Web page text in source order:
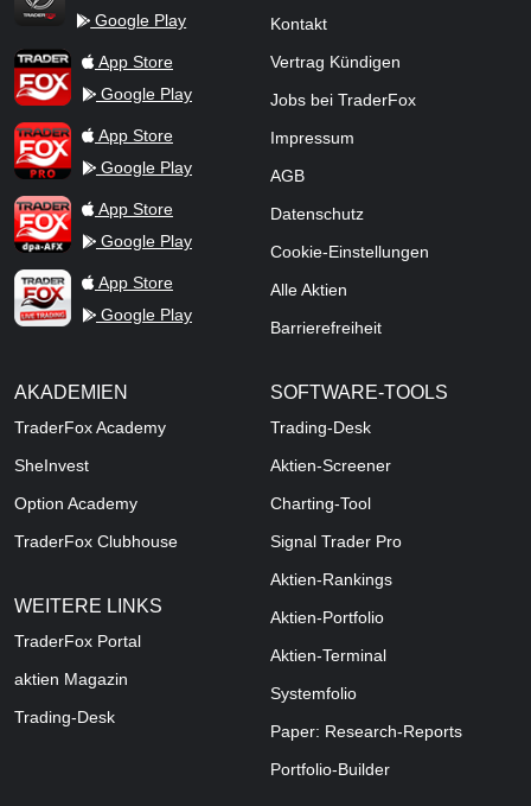
TraderFox Flash
Google Play
TraderFox AppApp Store
Google Play
TraderFox ProApp Store
Google Play
TraderFox dpa-AFX ProFeed
App Store
Google Play
TraderFox Live Trading
App Store
Google Play
Kontakt
Vertrag Kündigen
Jobs bei TraderFox
Impressum
AGB
Datenschutz
Cookie-Einstellungen
Alle Aktien
Barrierefreiheit
AKADEMIEN
TraderFox Academy
SheInvest
Option Academy
TraderFox Clubhouse
WEITERE LINKS
TraderFox Portal
aktien Magazin
Trading-Desk
SOFTWARE-TOOLS
Trading-Desk
Aktien-Screener
Charting-Tool
Signal Trader Pro
Aktien-Rankings
Aktien-Portfolio
Aktien-Terminal
Systemfolio
Paper: Research-Reports
Portfolio-Builder